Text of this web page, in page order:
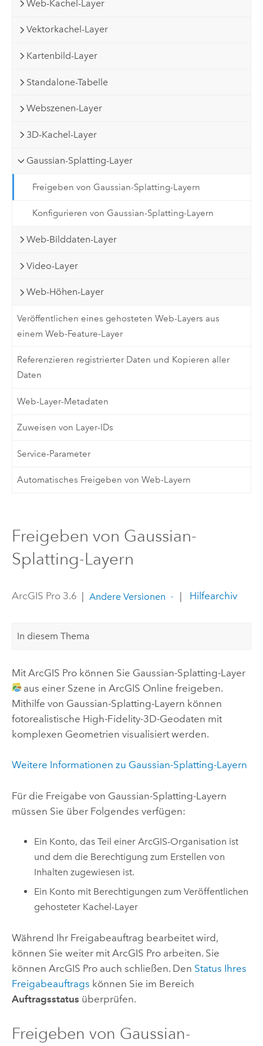
Web-Kachel-Layer
Vektorkachel-Layer
Kartenbild-Layer
Standalone-Tabelle
Webszenen-Layer
3D-Kachel-Layer
Gaussian-Splatting-Layer
Freigeben von Gaussian-Splatting-Layern
Konfigurieren von Gaussian-Splatting-Layern
Web-Bilddaten-Layer
Video-Layer
Web-Höhen-Layer
Veröffentlichen eines gehosteten Web-Layers aus
einem Web-Feature-Layer
Referenzieren registrierter Daten und Kopieren aller
Daten
Web-Layer-Metadaten
Zuweisen von Layer-IDs
Service-Parameter
Automatisches Freigeben von Web-Layern
Freigeben von Gaussian-
Splatting-Layern
ArcGIS Pro 3.6 | Andere Versionen | Hilfearchiv
In diesem Thema
Mit ArcGIS Prokönnen Sie Gaussian-Splatting-Layer
aus einer Szene in ArcGIS Online freigeben.
Mithilfe von Gaussian-Splatting-Layern können
fotorealistische High-Fidelity-3D-Geodaten mit
komplexen Geometrien visualisiert werden.
Weitere Informationen zu Gaussian-Splatting-Layern
Für die Freigabe von Gaussian-Splatting-Layern
müssen Sie über Folgendes verfügen:
Ein Konto, das Teil einer ArcGIS-Organisation ist
und dem die Berechtigung zum Erstellen von
Inhalten zugewiesen ist.
Ein Konto mit Berechtigungen zum Veröffentlichen
gehosteter Kachel-Layer
Während Ihr Freigabeauftrag bearbeitet wird,
können Sie weiter mit ArcGIS Proarbeiten. Sie
können ArcGIS Proauch schließen. Den Status Ihres
Freigabeauftrags können Sie im Bereich
Auftragsstatus überprüfen.
Freigeben von Gaussian-